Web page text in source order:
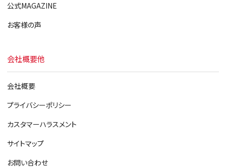
公式MAGAZINE
お客様の声
会社概要他
会社概要
プライバシーポリシー
カスタマーハラスメント
サイトマップ
お問い合わせ